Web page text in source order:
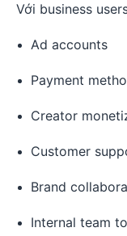
Với business
Ad accounts
Payment
Creator
Customer
Brand
Internal team